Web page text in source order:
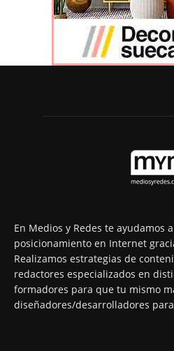
En Medios y Redes te ayudamos
posicionamiento en Internet
Realizamos estrategias de
redactores especializados en
formadores para que tu mismo
diseñadores/desarrolladores